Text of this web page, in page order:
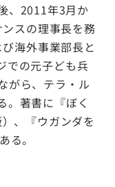
、2011年3月か
スの理事長を務
海外事業部長と
での元子ども兵
がら、テラ・ル
。著書に『ぼく
、『ウガンダを
る。